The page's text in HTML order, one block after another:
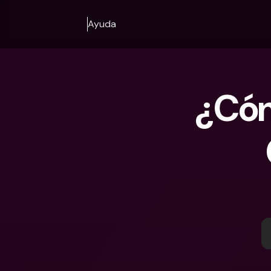
Ayuda